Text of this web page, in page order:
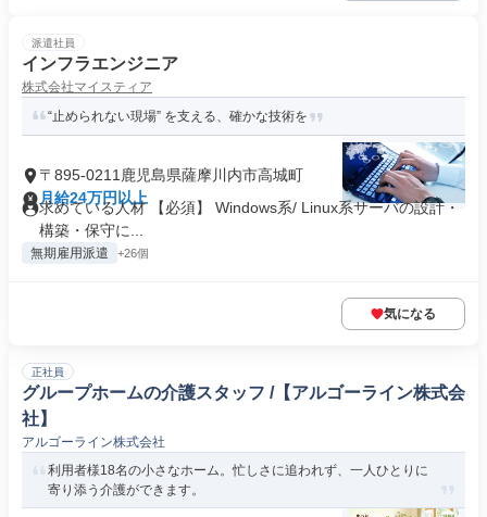
派遣社員
インフラエンジニア
株式会社マイスティア
“止められない現場” を支える、確かな技術を
〒895-0211鹿児島県薩摩川内市高城町
月給24万円以上
求めている人材 【必須】 Windows系/ Linux系サーバの設計・
構築・保守に...
無期雇用派遣 +26個
気になる
正社員
グループホームの介護スタッフ /【アルゴーライン株式会
社】
アルゴーライン株式会社
利用者様18名の小さなホーム。忙しさに追われず、一人ひとりに
寄り添う介護ができます。